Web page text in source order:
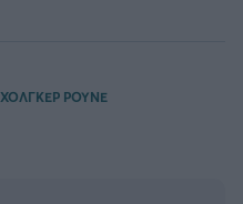
ΧΟΛΓΚΕΡ ΡΟΥΝΕ